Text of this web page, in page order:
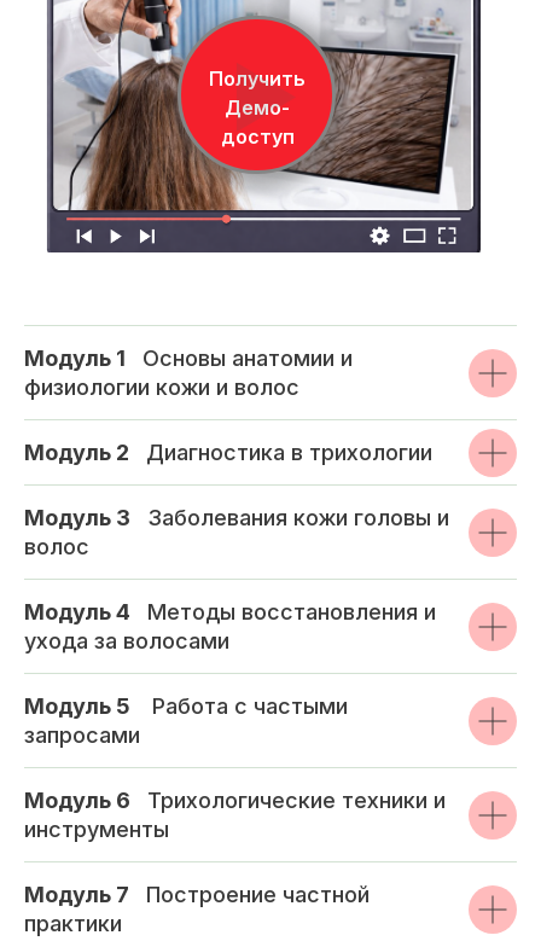
Получить
Демо-
доступ
Модуль 1
Основы анатомии и
физиологии кожи и волос
Модуль 2 Диагностика в трихологии
Модуль 3
Заболевания кожи головы и
волос
Модуль 4
Методы восстановления и
ухода за волосами
Модуль 5
Работа с частыми
запросами
Модуль 6
Трихологические техники и
инструменты
Модуль 7
Построение частной
практики